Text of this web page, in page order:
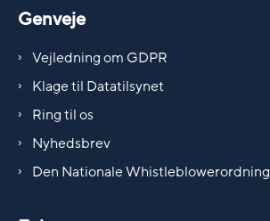
Genveje
Vejledning om GDPR
Klage til Datatilsynet
Ring til os
Nyhedsbrev
Den Nationale Whistleblowerordning